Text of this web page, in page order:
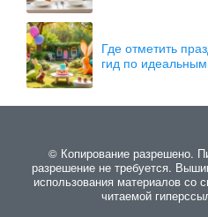
Где отметить
гид по
© Копирование разрешено.
разрешение не требуется.
использования материалов со
читаемой